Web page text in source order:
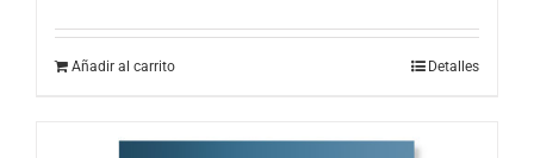
Añadir al carrito Detalles